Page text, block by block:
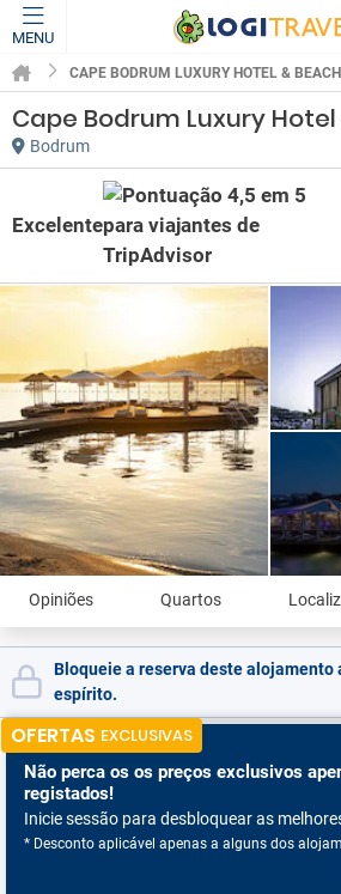
MENU
CAPE BODRUM LUXURY HOTEL & BEACH
Cape Bodrum Luxury
Bodrum
Excelente
Opiniões Quartos
Bloqueie a reserva deste alojamento
espírito.
OFERTAS EXCLUSIVAS
Não perca os os preços exclusivos
registados!
Inicie sessão para desbloquear as
* Desconto aplicável apenas a alguns dos